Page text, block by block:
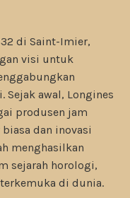
di Saint-Imier,
visi untuk
Sejak awal, Longines
produsen jam
dan inovasi
menghasilkan
sejarah horologi,
di dunia.